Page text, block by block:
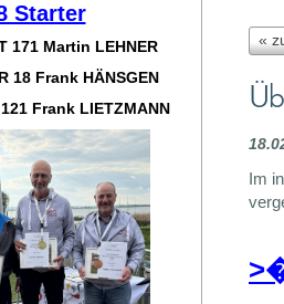
«
Im
Starter
171 Martin LEHNER
18 Frank HÄNSGEN
Frank LIETZMANN